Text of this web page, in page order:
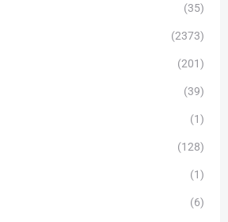
(35)
(2373)
(201)
(39)
(1)
(128)
(1)
(6)